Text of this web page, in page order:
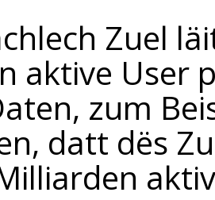
Zuel
aktive User
zum
datt dës